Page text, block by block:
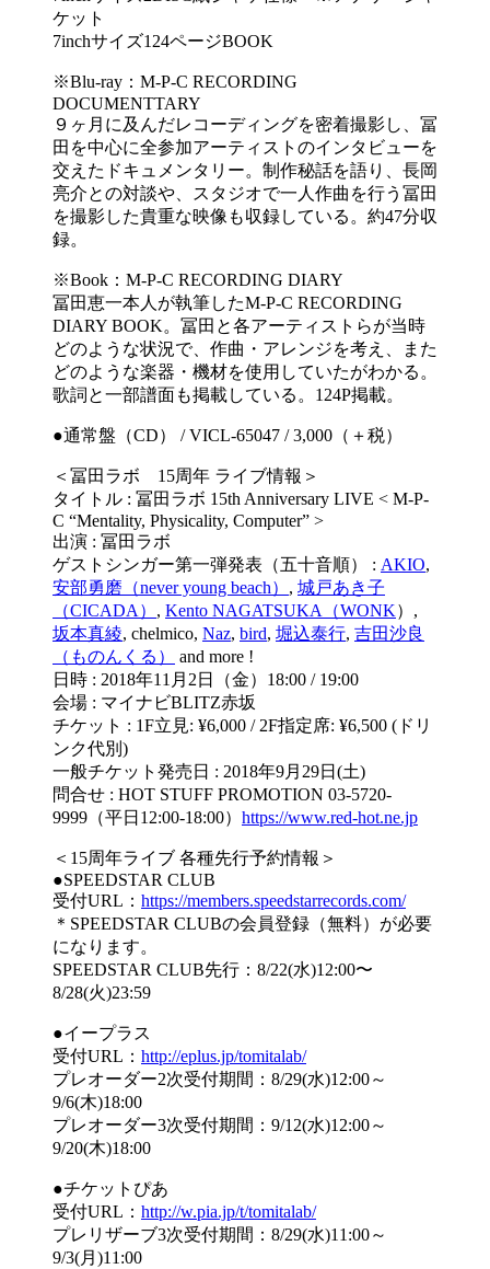
ケット
7inchサイズ124ページBOOK
※Blu-ray：M-P-C RECORDING
DOCUMENTTARY
９ヶ月に及んだレコーディングを密着撮影し、冨
田を中心に全参加アーティストのインタビューを
交えたドキュメンタリー。制作秘話を語り、長岡
亮介との対談や、スタジオで一人作曲を行う冨田
を撮影した貴重な映像も収録している。約47分収
録。
※Book：M-P-C RECORDING DIARY
冨田恵一本人が執筆したM-P-C RECORDING
DIARY BOOK。冨田と各アーティストらが当時
どのような状況で、作曲・アレンジを考え、また
どのような楽器・機材を使用していたがわかる。
歌詞と一部譜面も掲載している。124P掲載。
●通常盤（CD） / VICL-65047 / 3,000（＋税）
＜冨田ラボ 15周年 ライブ情報＞
タイトル : 冨田ラボ 15th Anniversary LIVE < M-P-
C “Mentality, Physicality, Computer” >
出演 : 冨田ラボ
ゲストシンガー第一弾発表（五十音順） : AKIO,
安部勇磨（never young beach） , 城戸あき子
（CICADA） , Kento NAGATSUKA（WONK）,
坂本真綾, chelmico, Naz, bird, 堀込泰行, 吉田沙良
（ものんくる）
and more !
日時 : 2018年11月2日（金）18:00 / 19:00
会場 : マイナビBLITZ赤坂
チケット : 1F立見: ¥6,000 / 2F指定席: ¥6,500 (ドリ
ンク代別)
一般チケット発売日 : 2018年9月29日(土)
問合せ : HOT STUFF PROMOTION 03-5720-
9999（平日12:00-18:00） https://www.red-hot.ne.jp
＜15周年ライブ 各種先行予約情報＞
●SPEEDSTAR CLUB
受付URL： https://members.speedstarrecords.com/
＊SPEEDSTAR CLUBの会員登録（無料）が必要
になります。
SPEEDSTAR CLUB先行：8/22(水)12:00〜
8/28(火)23:59
●イープラス
受付URL： http://eplus.jp/tomitalab/
プレオーダー2次受付期間：8/29(水)12:00～
9/6(木)18:00
プレオーダー3次受付期間：9/12(水)12:00～
9/20(木)18:00
●チケットぴあ
受付URL： http://w.pia.jp/t/tomitalab/
プレリザーブ3次受付期間：8/29(水)11:00～
9/3(月)11:00